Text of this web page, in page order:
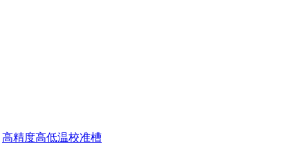
高精度高低温校准槽